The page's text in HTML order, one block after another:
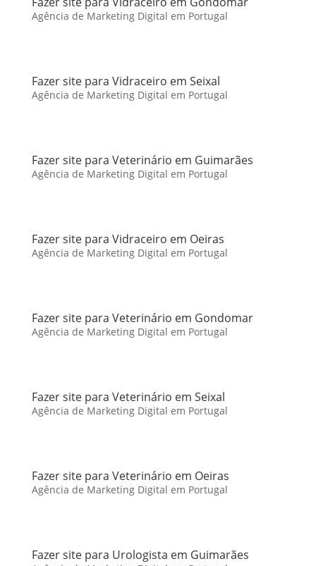
Agência de Marketing Digital em Portugal
Fazer site para Vidraceiro em Seixal
Agência de Marketing Digital em Portugal
Fazer site para Veterinário em Guimarães
Agência de Marketing Digital em Portugal
Fazer site para Vidraceiro em Oeiras
Agência de Marketing Digital em Portugal
Fazer site para Veterinário em Gondomar
Agência de Marketing Digital em Portugal
Fazer site para Veterinário em Seixal
Agência de Marketing Digital em Portugal
Fazer site para Veterinário em Oeiras
Agência de Marketing Digital em Portugal
Fazer site para Urologista em Guimarães